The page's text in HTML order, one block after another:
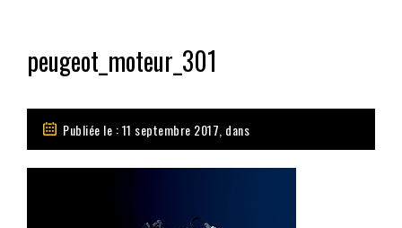
peugeot_moteur_301
Publiée le : 11 septembre 2017, dans